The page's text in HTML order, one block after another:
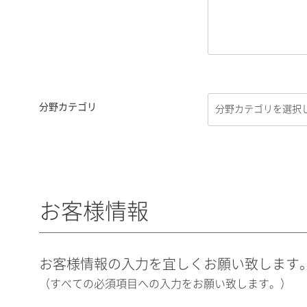
分野カテゴリ
お客様情報
お客様情報の入力を宜しくお願い致します
（すべての必須項目への入力をお願い致します。）